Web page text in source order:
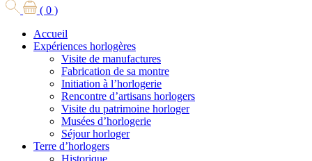
( 0 )
Accueil
Expériences horlogères
Visite de manufactures
Fabrication de sa montre
Initiation à l’horlogerie
Rencontre d’artisans horlogers
Visite du patrimoine horloger
Musées d’horlogerie
Séjour horloger
Terre d’horlogers
Historique